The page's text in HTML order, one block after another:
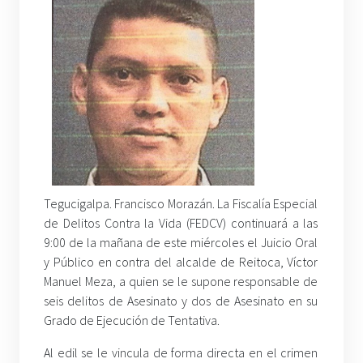
Tegucigalpa. Francisco Morazán. La Fiscalía Especial
de Delitos Contra la Vida (FEDCV) continuará a las
9:00 de la mañana de este miércoles el Juicio Oral
y Público en contra del alcalde de Reitoca, Víctor
Manuel Meza, a quien se le supone responsable de
seis delitos de Asesinato y dos de Asesinato en su
Grado de Ejecución de Tentativa.
Al edil se le vincula de forma directa en el crimen